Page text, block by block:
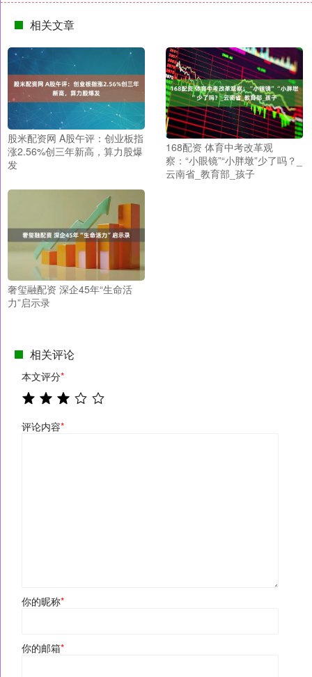
相关文章
股米配资网 A股午评：创业板指
涨2.56%创三年新高，算力股爆
发
168配资 体育中考改革观
察：“小眼镜”“小胖墩”少了吗？_
云南省_教育部_孩子
奢玺融配资 深企45年“生命活
力”启示录
相关评论
本文评分*
评论内容*
你的昵称*
你的邮箱*